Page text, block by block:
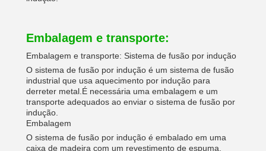
Embalagem e transporte:
Embalagem e transporte: Sistema de fusão por indução
O sistema de fusão por indução é um sistema de fusão
industrial que usa aquecimento por indução para
derreter metal.É necessária uma embalagem e um
transporte adequados ao enviar o sistema de fusão por
indução.
Embalagem
O sistema de fusão por indução é embalado em uma
caixa de madeira com um revestimento de espuma.